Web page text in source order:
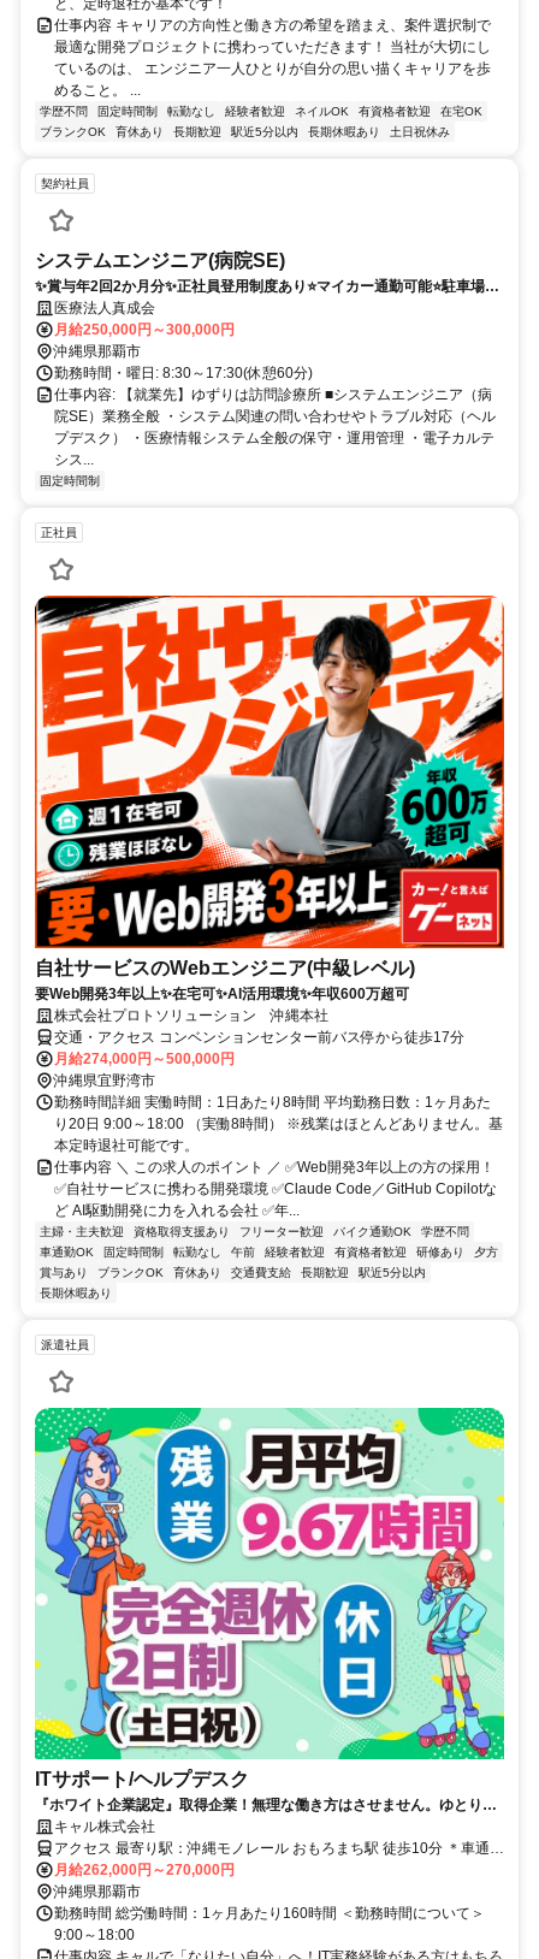
と、定時退社が基本です！
仕事内容 キャリアの方向性と働き方の希望を踏まえ、案件選択制で
最適な開発プロジェクトに携わっていただきます！ 当社が大切にし
ているのは、 エンジニア一人ひとりが自分の思い描くキャリアを歩
めること。 ...
学歴不問 固定時間制 転勤なし 経験者歓迎 ネイルOK 有資格者歓迎
在宅OK
ブランクOK
育休あり 長期歓迎 駅近5分以内 長期休暇あり 土日祝休み
契約社員
システムエンジニア(病院SE)
✨賞与年2回2か月分✨正社員登用制度あり⭐️マイカー通勤可能⭐️駐車場あ
り⭐️交通費支給⭐️
医療法人真成会
月給250,000円～300,000円
沖縄県那覇市
勤務時間・曜日: 8:30～17:30(休憩60分)
仕事内容: 【就業先】ゆずりは訪問診療所 ■システムエンジニア（病
院SE）業務全般 ・システム関連の問い合わせやトラブル対応（ヘル
プデスク） ・医療情報システム全般の保守・運用管理 ・電子カルテ
シス...
固定時間制
正社員
自社サービスのWebエンジニア(中級レベル)
要Web開発3年以上✨在宅可✨AI活用環境✨年収600万超可
株式会社プロトソリューション 沖縄本社
交通・アクセス コンベンションセンター前バス停から徒歩17分
月給274,000円～500,000円
沖縄県宜野湾市
勤務時間詳細 実働時間：1日あたり8時間 平均勤務日数：1ヶ月あた
り20日 9:00～18:00 （実働8時間） ※残業はほとんどありません。基
本定時退社可能です。
仕事内容 ＼ この求人のポイント ／ ✅Web開発3年以上の方の採用！
✅自社サービスに携わる開発環境 ✅Claude Code／GitHub Copilotな
ど AI駆動開発に力を入れる会社 ✅年...
主婦・主夫歓迎 資格取得支援あり フリーター歓迎 バイク通勤OK
学歴不問
車通勤OK
固定時間制 転勤なし 午前 経験者歓迎 有資格者歓迎 研修あり
夕方
賞与あり
ブランクOK 育休あり 交通費支給 長期歓迎
駅近5分以内
長期休暇あり
派遣社員
ITサポート/ヘルプデスク
『ホワイト企業認定』取得企業！無理な働き方はさせません。ゆとりを
持って技術力UPに集中できる環境です。残業少なめ・有休も取りやすい
から、プライベートも充実
キャル株式会社
アクセス 最寄り駅：沖縄モノレール おもろまち駅 徒歩10分 ＊車通勤
OK
月給262,000円～270,000円
沖縄県那覇市
勤務時間 総労働時間：1ヶ月あたり160時間 ＜勤務時間について＞
9:00～18:00